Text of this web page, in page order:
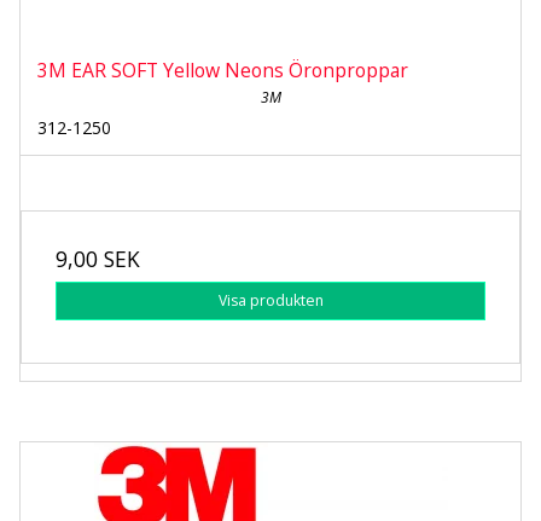
3M EAR SOFT Yellow Neons Öronproppar
3M
312-1250
9,00 SEK
Visa produkten